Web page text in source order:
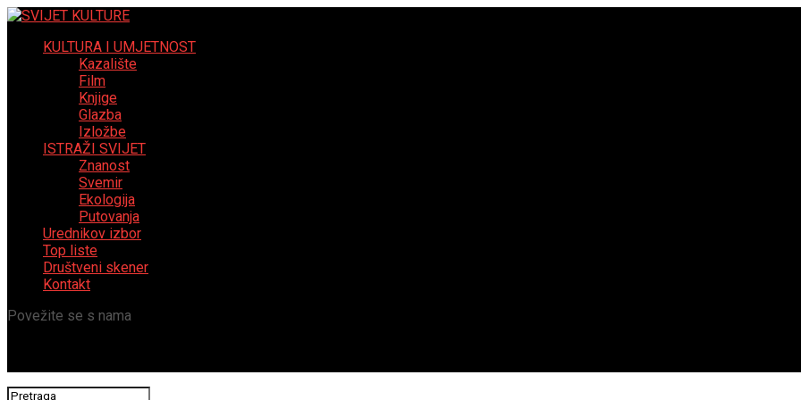
KULTURA I UMJETNOST
Kazalište
Film
Knjige
Glazba
Izložbe
ISTRAŽI SVIJET
Znanost
Svemir
Ekologija
Putovanja
Urednikov izbor
Top liste
Društveni skener
Kontakt
Povežite se s nama